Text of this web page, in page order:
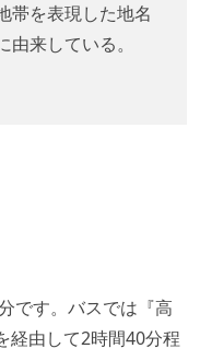
帯を表現した地名
由来している。
です。バスでは『高
経由して2時間40分程